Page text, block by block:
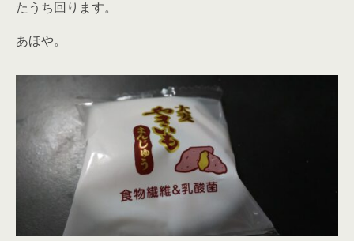
たうち回ります。
あほや。